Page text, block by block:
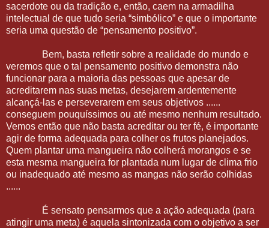
sacerdote ou da tradição e, então, caem na armadilha
intelectual de que tudo seria “simbólico” e que o importante
seria uma questão de “pensamento positivo”.
Bem, basta refletir sobre a realidade do mundo e
veremos que o tal pensamento positivo demonstra não
funcionar para a maioria das pessoas que apesar de
acreditarem nas suas metas, desejarem ardentemente
alcançá-las e perseverarem em seus objetivos ......
conseguem pouquíssimos ou até mesmo nenhum resultado.
Vemos então que não basta acreditar ou ter fé, é importante
agir de forma adequada para colher os frutos planejados.
Quem plantar uma mangueira não colherá morangos e se
esta mesma mangueira for plantada num lugar de clima frio
ou inadequado até mesmo as mangas não serão colhidas
......
É sensato pensarmos que a ação adequada (para
atingir uma meta) é aquela sintonizada com o objetivo a ser